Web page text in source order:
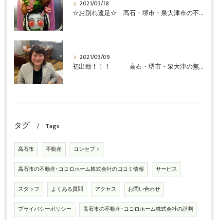
2021/03/18
☆お別れ遠足☆ 高石・堺市・泉大津市の不動産売却の事ならココロホーム株式会社にお問い合わせください
2021/03/09
初出動！！！ 高石・堺市・泉大津の無料査定の事ならココロホーム株式会社
タグ Tags
高石市 不動産 コンセプト
高石市の不動産･ココロホーム株式会社の口コミ情報 サービス
スタッフ よくある質問 アクセス お問い合わせ
プライバシーポリシー 高石市の不動産･ココロホーム株式会社の評判